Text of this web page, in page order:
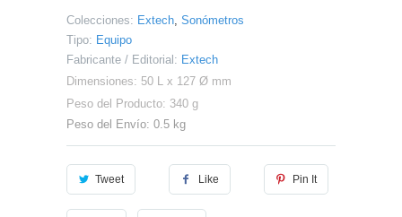
Colecciones: Extech, Sonómetros
Tipo: Equipo
Fabricante / Editorial: Extech
Dimensiones: 50 L x 127 Ø mm
Peso del Producto: 340 g
Peso del Envío: 0.5 kg
Tweet Like Pin It